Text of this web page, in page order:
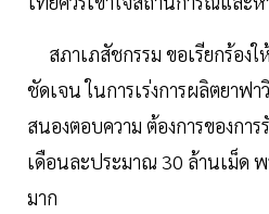
สภาเภสัชกรรม ขอเรียกร้อง
ชัดเจน ในการเร่งการผลิตยาฟา
สนองตอบความ ต้องการของกา
เดือนละประมาณ 30 ล้านเม็ด
มาก